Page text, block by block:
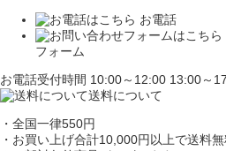
お電話
フォーム
お電話受付時間 10:00～12:00 13:00～
送料について
・全国一律550円
・お買い上げ合計10,000円 以上で送料